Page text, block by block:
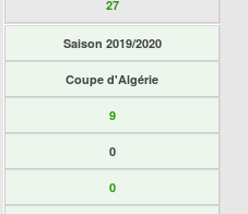
27
Saison 2019/2020
Coupe d'Algérie
9
0
0